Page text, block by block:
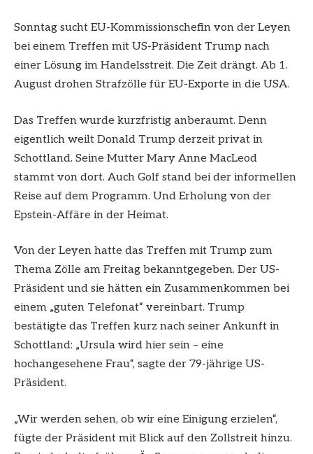
Sonntag sucht EU-Kommissionschefin von der Leyen
bei einem Treffen mit US-Präsident Trump nach
einer Lösung im Handelsstreit. Die Zeit drängt. Ab 1.
August drohen Strafzölle für EU-Exporte in die USA.
Das Treffen wurde kurzfristig anberaumt. Denn
eigentlich weilt Donald Trump derzeit privat in
Schottland. Seine Mutter Mary Anne MacLeod
stammt von dort. Auch Golf stand bei der informellen
Reise auf dem Programm. Und Erholung von der
Epstein-Affäre in der Heimat.
Von der Leyen hatte das Treffen mit Trump zum
Thema Zölle am Freitag bekanntgegeben. Der US-
Präsident und sie hätten ein Zusammenkommen bei
einem „guten Telefonat“ vereinbart. Trump
bestätigte das Treffen kurz nach seiner Ankunft in
Schottland: „Ursula wird hier sein – eine
hochangesehene Frau“, sagte der 79-jährige US-
Präsident.
„Wir werden sehen, ob wir eine Einigung erzielen“,
fügte der Präsident mit Blick auf den Zollstreit hinzu.